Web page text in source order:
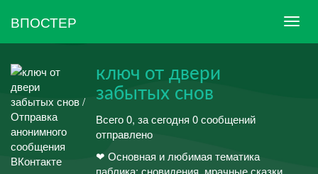
ВПОСТЕР
ключ от двери
забытых снов
Всего 0, за сегодня 0 сообщений
отправлено
❤ Основная и любимая тематика
паблика: сновидения, мрачные сказки